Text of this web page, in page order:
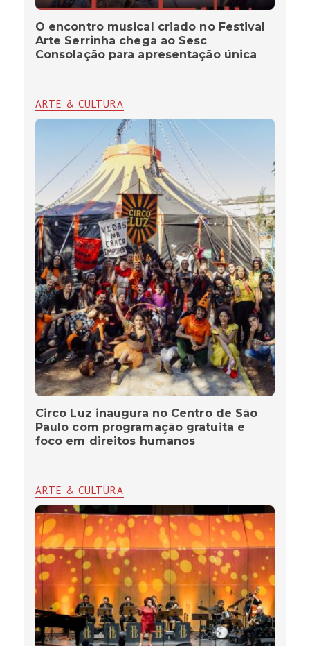
O encontro musical criado no Festival
Arte Serrinha chega ao Sesc
Consolação para apresentação única
ARTE & CULTURA
Circo Luz inaugura no Centro de São
Paulo com programação gratuita e
foco em direitos humanos
ARTE & CULTURA